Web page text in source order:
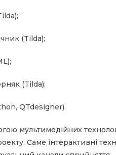
(Tilda);
(Tilda);
QTdesigner).
мультимедійних
Саме інтерактивні